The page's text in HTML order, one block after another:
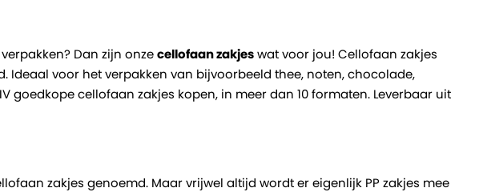
Dan zijn onzecellofaan zakjeswat voor jou! Cellofaan zakjes
Ideaal voor het verpakken van bijvoorbeeld thee, noten, chocolade,
goedkope cellofaan zakjes kopen, in meer dan 10 formaten. Leverbaar uit
zakjes genoemd. Maar vrijwel altijd wordt er eigenlijk PP zakjes mee